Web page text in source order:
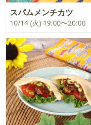
スパムメンチカツ
10/14 (火) 19:00〜20:00